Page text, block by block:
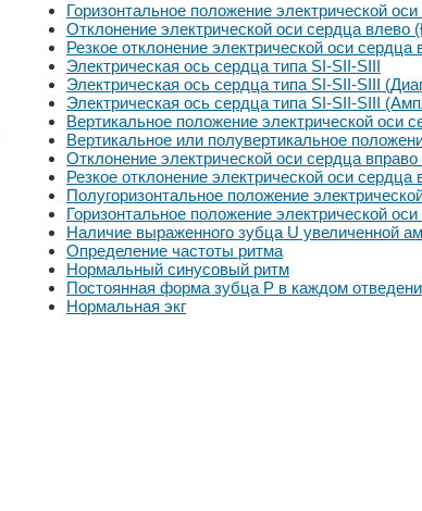
Горизонтальное положение электрической
Отклонение электрической оси сердца влево
Резкое отклонение электрической оси сердца
Электрическая ось сердца типа SI-SII-SIII
Электрическая ось сердца типа SI-SII-SIII
Электрическая ось сердца типа SI-SII-SIII
Вертикальное положение электрической оси
Вертикальное или полувертикальное
Отклонение электрической оси сердца
Резкое отклонение электрической оси сердца
Полугоризонтальное положение
Горизонтальное положение электрической
Наличие выраженного зубца U увеличенной
Определение частоты ритма
Нормальный синусовый ритм
Постоянная форма зубца Р в каждом
Нормальная экг